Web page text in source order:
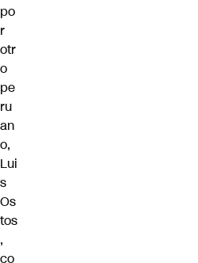
po
r
otr
o
pe
ru
an
o,
Lui
s
Os
tos
,
co